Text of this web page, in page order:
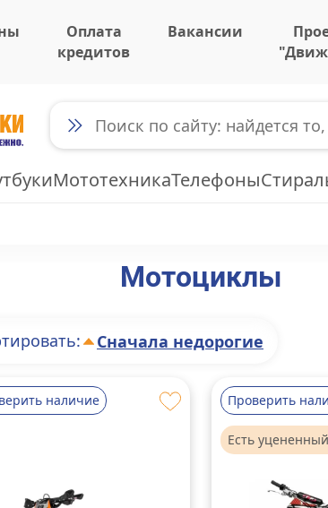
Оплата
кредитов
Вакансии
МототехникаТелефоны
Мотоциклы
Сначала недорогие
наличие Проверить
Есть